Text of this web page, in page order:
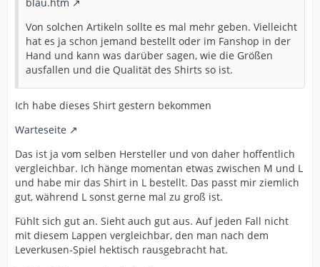
blau.htm
Von solchen Artikeln sollte es mal mehr geben. Vielleicht
hat es ja schon jemand bestellt oder im Fanshop in der
Hand und kann was darüber sagen, wie die Größen
ausfallen und die Qualität des Shirts so ist.
Ich habe dieses Shirt gestern bekommen
Warteseite
Das ist ja vom selben Hersteller und von daher hoffentlich
vergleichbar. Ich hänge momentan etwas zwischen M und L
und habe mir das Shirt in L bestellt. Das passt mir ziemlich
gut, während L sonst gerne mal zu groß ist.
Fühlt sich gut an. Sieht auch gut aus. Auf jeden Fall nicht
mit diesem Lappen vergleichbar, den man nach dem
Leverkusen-Spiel hektisch rausgebracht hat.